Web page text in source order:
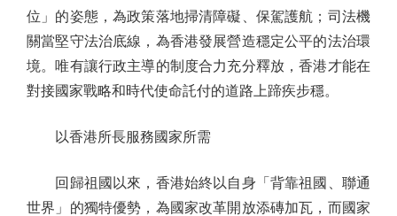
位」的姿態，為政策落地掃清障礙、保駕護航；司法機
關當堅守法治底線，為香港發展營造穩定公平的法治環
境。唯有讓行政主導的制度合力充分釋放，香港才能在
對接國家戰略和時代使命託付的道路上蹄疾步穩。
以香港所長服務國家所需
回歸祖國以來，香港始終以自身「背靠祖國、聯通
世界」的獨特優勢，為國家改革開放添磚加瓦，而國家